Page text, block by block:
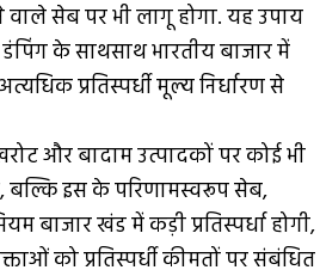
सेब पर भी लागू होगा. यह उपाय
के साथसाथ भारतीय बाजार में
प्रतिस्पर्धी मूल्य निर्धारण से
और बादाम उत्पादकों पर कोई भी
बल्कि इस के परिणामस्वरूप सेब,
बाजार खंड में कड़ी प्रतिस्पर्धा होगी,
को प्रतिस्पर्धी कीमतों पर संबंधित